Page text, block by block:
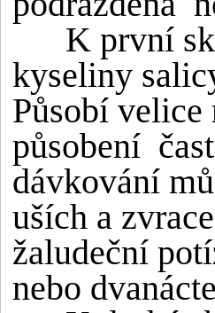
K první
kyseliny
Působí
působení
dávkování
uších a
žaludeční
nebo